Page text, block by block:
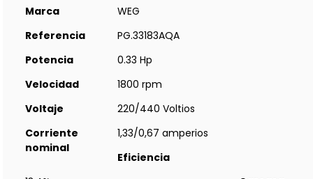
Marca
WEG
Referencia
PG.33183AQA
Potencia
0.33 Hp
Velocidad
1800 rpm
Voltaje
220/440 Voltios
Corriente
nominal
1,33/0,67 amperios
Eficiencia